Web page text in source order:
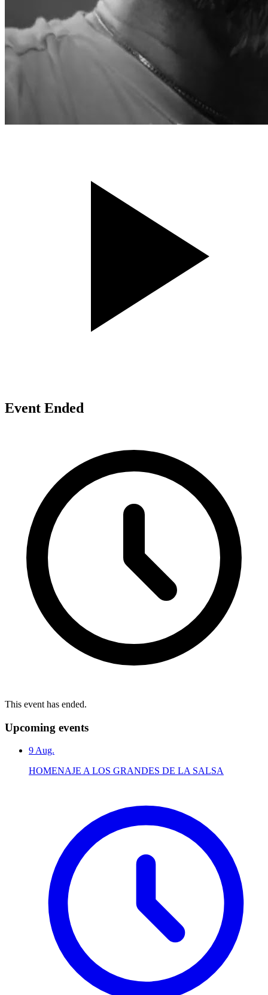
Event Ended
This event has ended.
Upcoming events
9Aug.
HOMENAJE A LOS GRANDES DE LA SALSA